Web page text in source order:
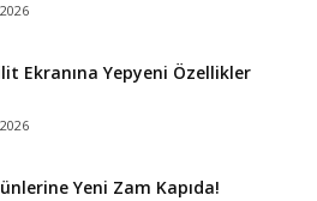
Ekranına Yepyeni Özellikler
Yeni Zam Kapıda!